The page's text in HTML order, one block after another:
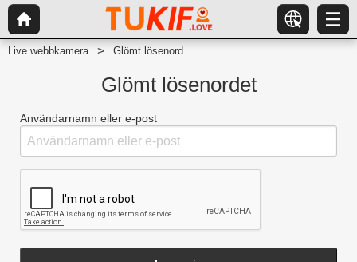
Live webbkamera Glömt lösenord
Glömt lösenordet
Användarnamn eller e-post